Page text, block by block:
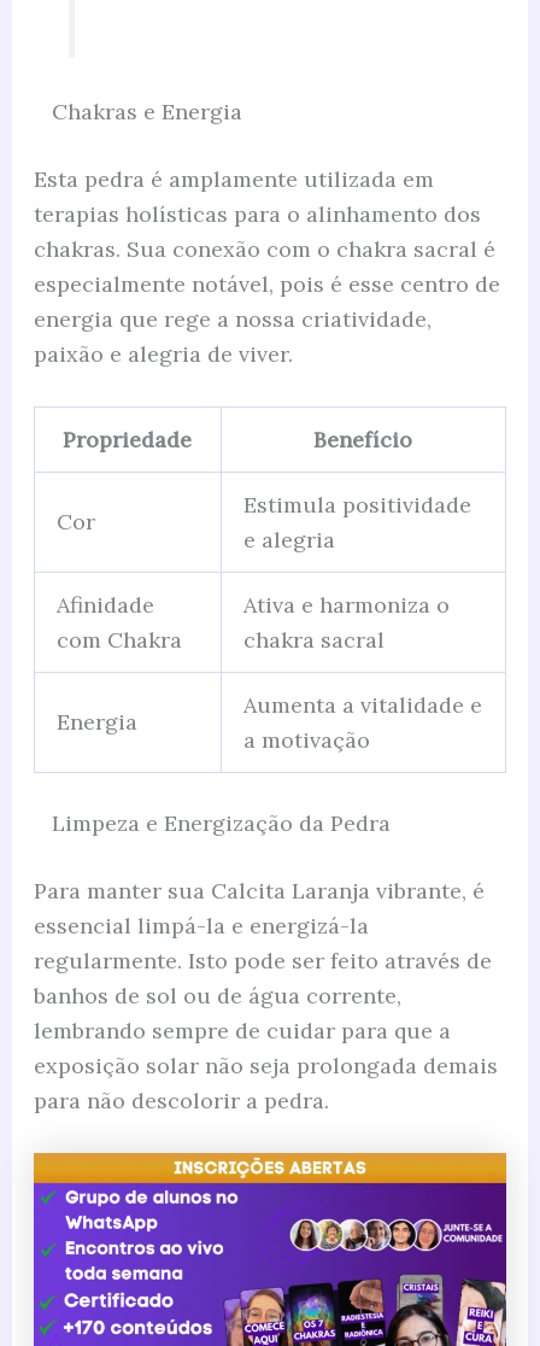
Chakras e Energia
Esta pedra é amplamente utilizada em
terapias holísticas para o alinhamento dos
chakras. Sua conexão com o chakra sacral é
especialmente notável, pois é esse centro de
energia que rege a nossa criatividade,
paixão e alegria de viver.
Propriedade Benefício
Cor
Estimula positividade
e alegria
Afinidade
com Chakra
Ativa e harmoniza o
chakra sacral
Energia
Aumenta a vitalidade e
a motivação
Limpeza e Energização da Pedra
Para manter sua Calcita Laranja vibrante, é
essencial limpá-la e energizá-la
regularmente. Isto pode ser feito através de
banhos de sol ou de água corrente,
lembrando sempre de cuidar para que a
exposição solar não seja prolongada demais
para não descolorir a pedra.